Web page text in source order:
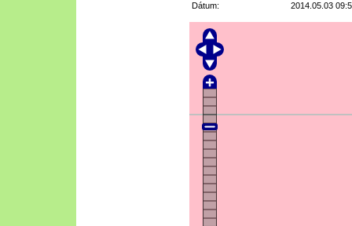
Dátum:
2014.05.03